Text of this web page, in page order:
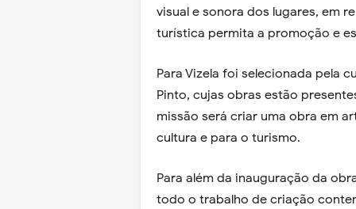
visual e sonora dos lugares, em
turística permita a promoção e
Para Vizela foi selecionada pela
Pinto, cujas obras estão
missão será criar uma obra em
cultura e para o turismo.
Para além da inauguração da
todo o trabalho de criação